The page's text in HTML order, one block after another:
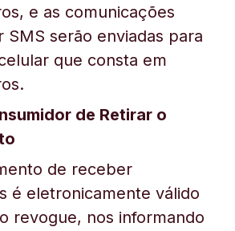
e as comunicações
serão enviadas para
que consta em
de Retirar o
de receber
é eletronicamente válido
revogue, nos informando